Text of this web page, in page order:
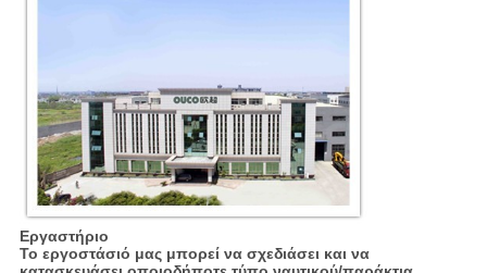
Εργαστήριο
Το εργοστάσιό μας μπορεί να σχεδιάσει και να